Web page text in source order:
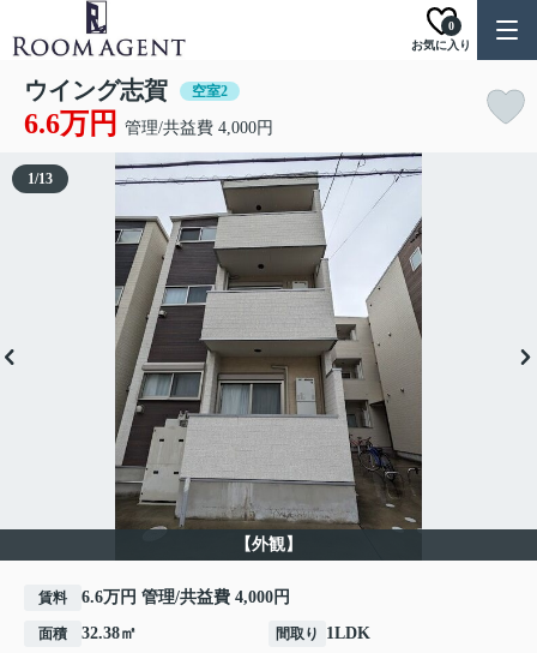
お気に入り
0
ウイング志賀 空室2
6.6万円 管理/共益費 4,000円
【外観】
1/13
賃料 6.6万円 管理/共益費 4,000円
面積 32.38㎡ 間取り 1LDK